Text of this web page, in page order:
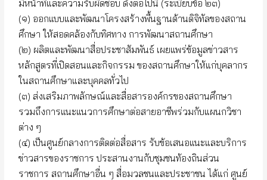
มีหน้าที่และความรับผิดชอบ ดังต่อไปนี้ (ระเบียบข้อ ๒๓)
(๑) ออกแบบและพัฒนาโครงสร้างพื้นฐานด้านดิจิทัลของสถาน
ศึกษา ให้สอดคล้องกับทิศทาง การพัฒนาสถานศึกษา
(๒) ผลิตและพัฒนาสื่อประชาสัมพันธ์ เผยแพร่ข้อมูลข่าวสาร
หลักสูตรที่เปิดสอนและกิจกรรม ของสถานศึกษาให้แก่บุคลากร
ในสถานศึกษาและบุคคลทั่วไป
(๓) ส่งเสริมภาพลักษณ์และสื่อสารองค์กรของสถานศึกษา
รวมถึงการแนะแนวการศึกษาต่อสายอาชีพร่วมกับแผนกวิชา
ต่าง ๆ
(๔) เป็นศูนย์กลางการติดต่อสื่อสาร รับข้อเสนอแนะและบริการ
ข่าวสารของราชการ ประสานงานกับชุมชนท้องถินส่วน
ราชการ สถานศึกษาอื่น ๆ สื่อมวลชนและประชาชน ได้แก่ ศูนย์